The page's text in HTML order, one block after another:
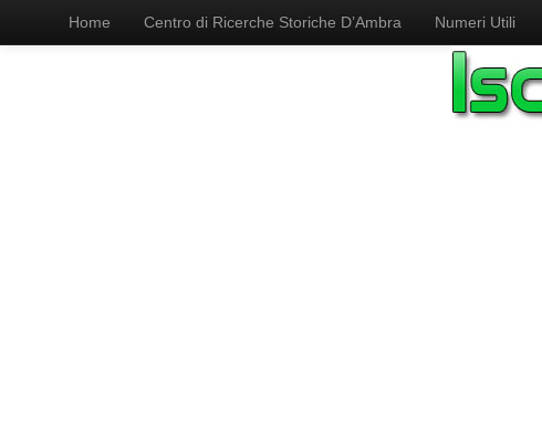
Home Centro di Ricerche Storiche D’Ambra Numeri Utili